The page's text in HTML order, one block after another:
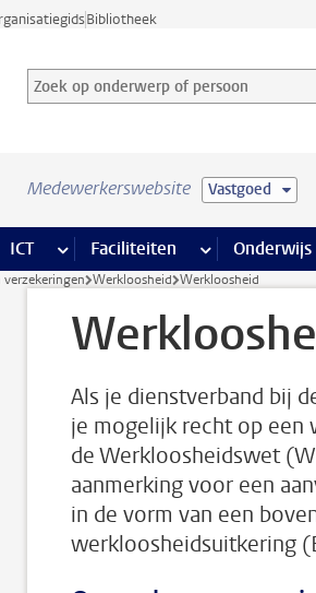
Bibliotheek
Zoek op onderwerp of persoon en
Zoekterm
Medewerkerswebsite Vastgoed
Financiën pagina’s
ICT meer ICT pagina’s
Faciliteiten meerOnderwijs
verzekeringen Werkloosheid Werkloosheid
Als je dienstverband bij
je mogelijk recht op een
de Werkloosheidswet
aanmerking voor een
in de vorm van een
werkloosheidsuitkering